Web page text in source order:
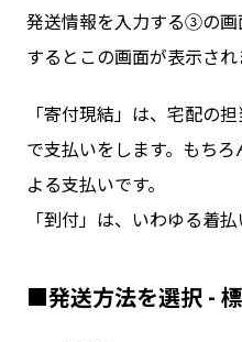
発送情報を入力する③の画
するとこの画面が表示され
「寄付現結」は、宅配の
で支払いをします。もち
よる支払いです。
「到付」は、いわゆる着払
■発送方法を選択 -